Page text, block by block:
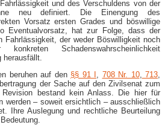
und des Verschuldens von der
neu definiert. Die Einengung des
Vorsatz ersten Grades und böswillige
Eventualvorsatz, hat zur Folge, dass der
Fahrlässigkeit, der weder Böswilligkeit noch
Schadenswahrscheinlichkeit
beruhen auf den §§ 91 I 708 Nr. 10, 713
der Sache auf den Zivilsenat zum
bestand kein Anlass. Die hier für
werden – soweit ersichtlich – ausschließlich
Ihre Auslegung und rechtliche Beurteilung